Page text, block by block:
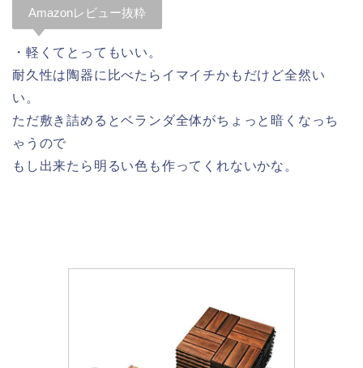
Amazonレビュー抜粋
・軽くてとってもいい。
耐久性は陶器に比べたらイマイチかもだけど全然い
い。
ただ敷き詰めるとベランダ全体がちょっと暗くなっち
ゃうので
もし出来たら明るい色も作ってくれないかな。